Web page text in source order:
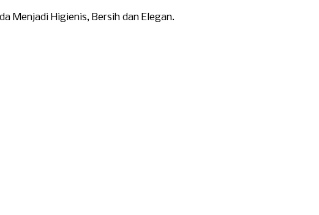
Menjadi Higienis, Bersih dan Elegan.